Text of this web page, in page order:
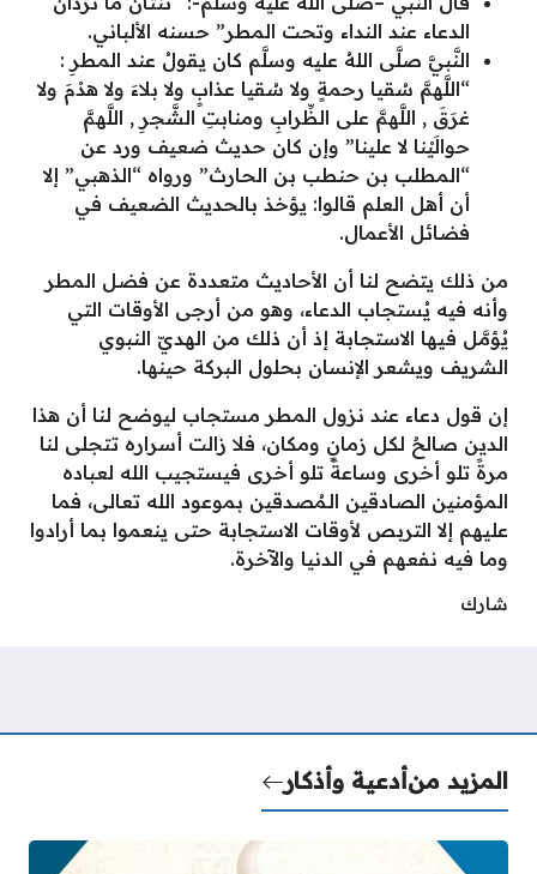
الدعاء عند النداء وتحت المطر” حسنه الألباني.
النَّبيَّ صلَّى اللهُ عليه وسلَّم كان يقولُ عند المطرِ :
“اللَّهمَّ سُقيا رحمةٍ ولا سُقيا عذابٍ ولا بلاءَ ولا هدْمَ ولا
غرَقَ , اللَّهمَّ على الظِّرابِ ومنابتِ الشَّجرِ , اللَّهمَّ
حوالَيْنا لا علينا” وإن كان حديث ضعيف ورد عن
“المطلب بن حنطب بن الحارث” ورواه “الذهبي” إلا
أن أهل العلم قالوا: يؤخذ بالحديث الضعيف في
فضائل الأعمال.
من ذلك يتضح لنا أن الأحاديث متعددة عن فضل المطر
وأنه فيه يُستجاب الدعاء، وهو من أرجى الأوقات التي
يُؤمَّل فيها الاستجابة إذ أن ذلك من الهديّ النبوي
الشريف ويشعر الإنسان بحلول البركة حينها.
إن قول دعاء عند نزول المطر مستجاب ليوضح لنا أن هذا
الدين صالحٌ لكل زمانٍ ومكان، فلا زالت أسراره تتجلى لنا
مرةً تلو أخرى وساعةً تلو أخرى فيستجيب الله لعباده
المؤمنين الصادقين الـمُصدقين بموعود الله تعالى، فما
عليهم إلا التربص لأوقات الاستجابة حتى ينعموا بما أرادوا
وما فيه نفعهم في الدنيا والآخرة.
شارك
المزيد منأدعية وأذكار